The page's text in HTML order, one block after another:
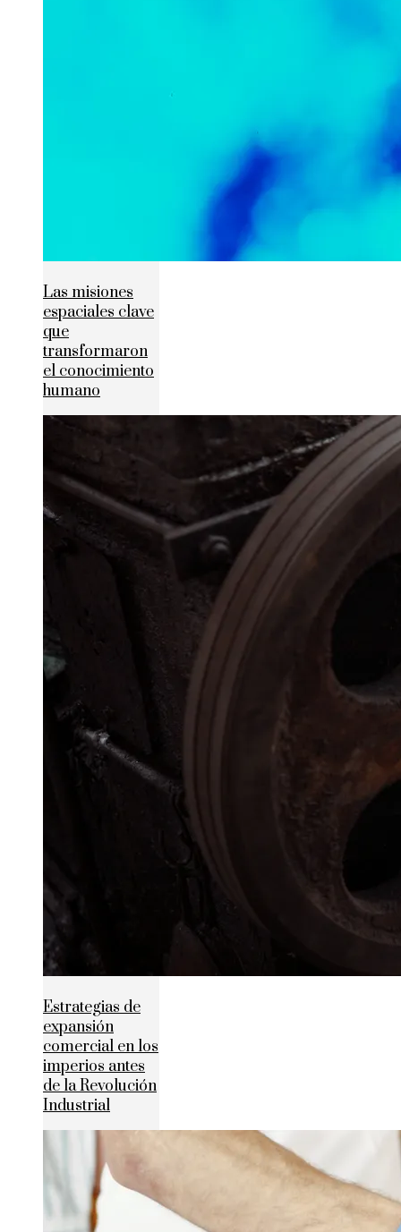
Las misiones
espaciales clave
que
transformaron
el conocimiento
humano
Estrategias de
expansión
comercial en los
imperios antes
de la Revolución
Industrial